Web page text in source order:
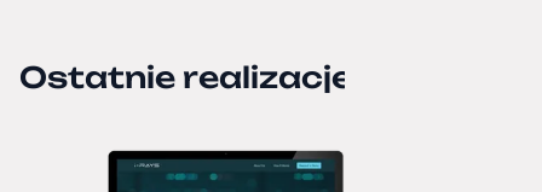
Ostatnie realizacje